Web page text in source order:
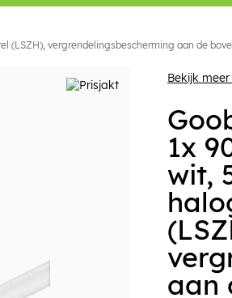
(LSZH), vergrendelingsbescherming aan de
Bekijk
1x
wit,
aan